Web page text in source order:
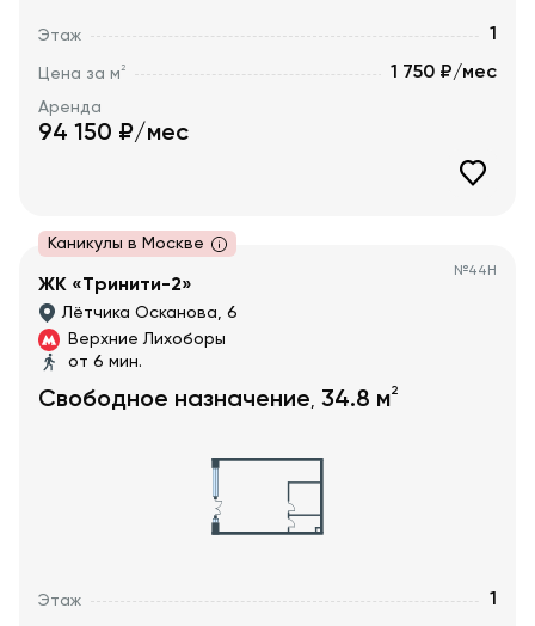
Этаж 1
Цена за м2 1 750 ₽/мес
Аренда
94 150 ₽/мес
Каникулы в Москве
№44Н
ЖК «Тринити-2»
Лётчика Осканова, 6
Верхние Лихоборы
от 6 мин.
Свободное назначение, 34.8 м2
Этаж 1